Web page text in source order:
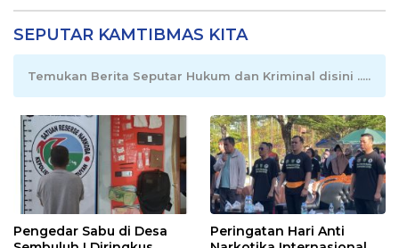
SEPUTAR KAMTIBMAS KITA
Temukan Berita Seputar Hukum dan Kriminal disini .....
Pengedar Sabu di Desa
Peringatan Hari Anti